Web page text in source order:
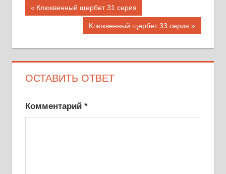
Навигация
записям
Предыдущая
Клюквенный щербет 31 серия
Следующая
Клюквенный щербет 33 серия
ОСТАВИТЬ ОТВЕТ
Комментарий *